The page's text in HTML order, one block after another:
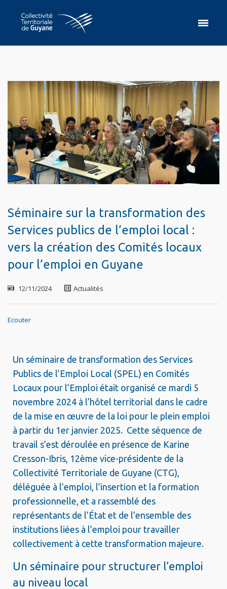
Séminaire sur la transformation des
Services publics de l’emploi local :
vers la création des Comités locaux
pour l’emploi en Guyane
12/11/2024 Actualités
Ecouter
Un séminaire de transformation des Services
Publics de l’Emploi Local (SPEL) en Comités
Locaux pour l’Emploi était organisé ce mardi 5
novembre 2024 à l’hôtel territorial dans le cadre
de la mise en œuvre de la loi pour le plein emploi
à partir du 1er janvier 2025. Cette séquence de
travail s’est déroulée en présence de Karine
Cresson-Ibris, 12ème vice-présidente de la
Collectivité Territoriale de Guyane (CTG),
déléguée à l’emploi, l’insertion et la formation
professionnelle, et a rassemblé des
représentants de l’État et de l’ensemble des
institutions liées à l’emploi pour travailler
collectivement à cette transformation majeure.
Un séminaire pour structurer l’emploi
au niveau local